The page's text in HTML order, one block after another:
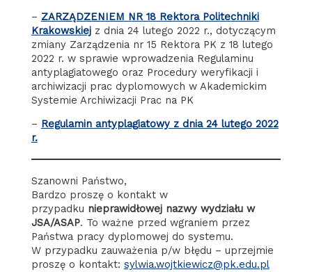
– ZARZĄDZENIEM NR 18 Rektora Politechniki
Krakowskiejz dnia 24 lutego 2022 r., dotyczącym
zmiany Zarządzenia nr 15 Rektora PK z 18 lutego
2022 r. w sprawie wprowadzenia Regulaminu
antyplagiatowego oraz Procedury weryfikacji i
archiwizacji prac dyplomowych w Akademickim
Systemie Archiwizacji Prac na PK
– Regulamin antyplagiatowy z dnia 24 lutego 2022
r.
Szanowni Państwo,
Bardzo proszę o kontakt w
przypadku nieprawidłowej nazwy wydziału w
JSA/ASAP. To ważne przed wgraniem przez
Państwa pracy dyplomowej do systemu.
W przypadku zauważenia p/w błędu – uprzejmie
proszę o kontakt: sylwia.wojtkiewicz@pk.edu.pl